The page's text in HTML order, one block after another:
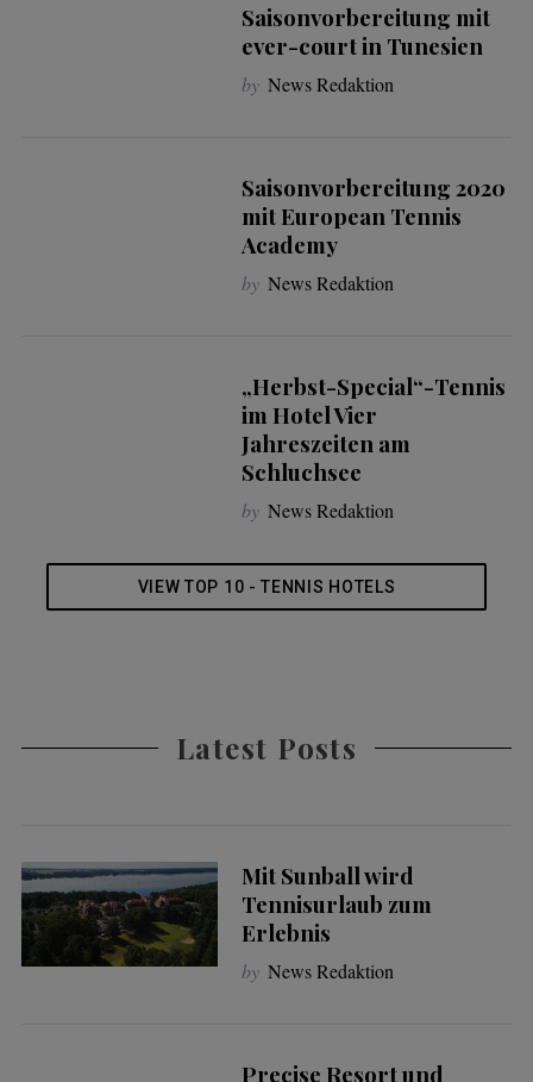
Saisonvorbereitung mit
ever-court in Tunesien
by News Redaktion
Saisonvorbereitung 2020
mit European Tennis
Academy
by News Redaktion
„Herbst-Special“-Tennis
im Hotel Vier
Jahreszeiten am
Schluchsee
by News Redaktion
VIEW TOP 10 - TENNIS HOTELS
Latest Posts
Mit Sunball wird
Tennisurlaub zum
Erlebnis
by News Redaktion
Precise Resort und